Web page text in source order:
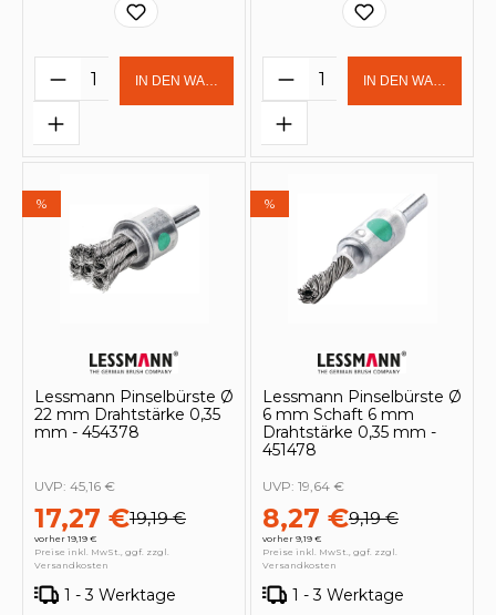
Produkt Anzahl: Gib den
IN DEN WARENKORB Produkt Anzahl:
IN DEN
%
Lessmann Pinselbürste Ø
22 mm Drahtstärke 0,35
mm - 454378
17,27 €19,19 €
vorher 19,19 €
UVP: 45,16 €
Preise inkl. MwSt., ggf. zzgl.
Versandkosten
1 - 3 Werktage
%
Lessmann Pinselbürste Ø
6 mm Schaft 6 mm
Drahtstärke 0,35 mm -
451478
8,27 €9,19 €
vorher 9,19 €
UVP: 19,64 €
Preise inkl. MwSt., ggf. zzgl.
Versandkosten
1 - 3 Werktage